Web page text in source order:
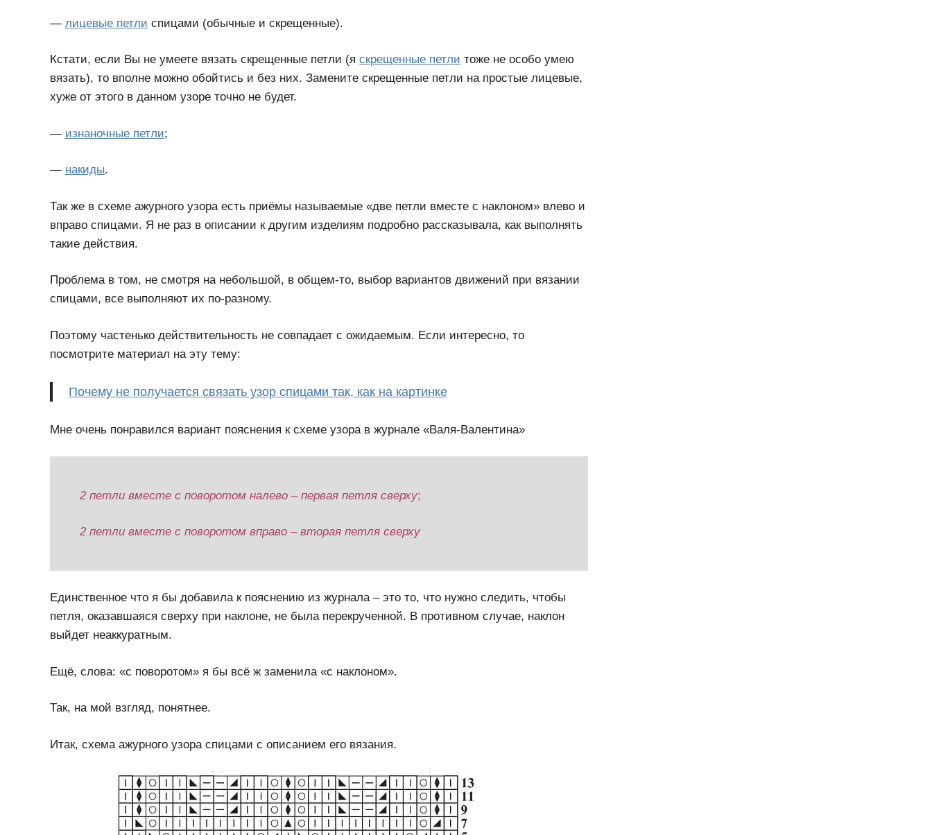
— лицевые петли спицами (обычные и скрещенные).
Кстати, если Вы не умеете вязать скрещенные петли (я скрещенные петли тоже не особо умею
вязать), то вполне можно обойтись и без них. Замените скрещенные петли на простые лицевые,
хуже от этого в данном узоре точно не будет.
— изнаночные петли;
— накиды.
Так же в схеме ажурного узора есть приёмы называемые «две петли вместе с наклоном» влево и
вправо спицами. Я не раз в описании к другим изделиям подробно рассказывала, как выполнять
такие действия.
Проблема в том, не смотря на небольшой, в общем-то, выбор вариантов движений при вязании
спицами, все выполняют их по-разному.
Поэтому частенько действительность не совпадает с ожидаемым. Если интересно, то
посмотрите материал на эту тему:
Почему не получается связать узор спицами так, как на картинке
Мне очень понравился вариант пояснения к схеме узора в журнале «Валя-Валентина»
2 петли вместе с поворотом налево – первая петля сверху;
2 петли вместе с поворотом вправо – вторая петля сверху
Единственное что я бы добавила к пояснению из журнала – это то, что нужно следить, чтобы
петля, оказавшаяся сверху при наклоне, не была перекрученной. В противном случае, наклон
выйдет неаккуратным.
Ещё, слова: «с поворотом» я бы всё ж заменила «с наклоном».
Так, на мой взгляд, понятнее.
Итак, схема ажурного узора спицами с описанием его вязания.